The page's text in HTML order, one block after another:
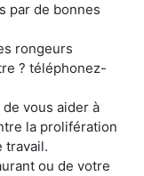
par de bonnes
rongeurs
? téléphonez-
vous aider à
la prolifération
travail.
ou de votre